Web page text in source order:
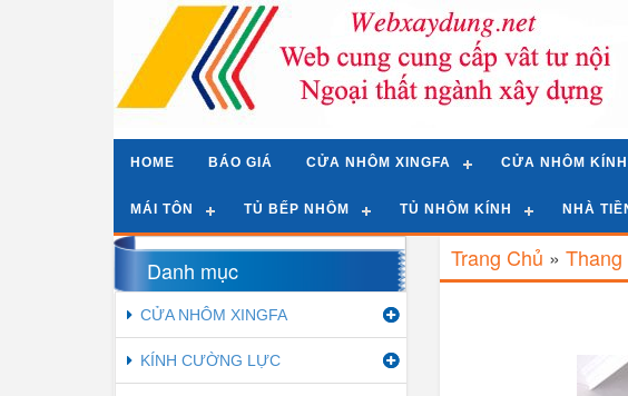
HOME BÁO GIÁ CỬA NHÔM XINGFA CỬA NHÔM KÍNH
MÁI TÔN TỦ BẾP NHÔM TỦ NHÔM KÍNH NHÀ
Danh mục
CỬA NHÔM XINGFA
KÍNH CƯỜNG LỰC
Trang Chủ »